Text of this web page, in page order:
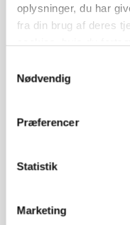
oplysninger, du har
fra din brug af deres
Nødvendig
Præferencer
Statistik
Marketing
Efter fire årtier:
af staldinventar får